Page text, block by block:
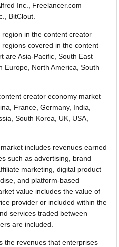
Inc., Freelancer.com
BitClout.
region in the content creator
covered in the content
are Asia-Pacific, South East
Europe, North America, South
creator economy market
France, Germany, India,
South Korea, UK, USA,
includes revenues earned
such as advertising, brand
marketing, digital product
and platform-based
value includes the value of
provider or included within the
services traded between
are included.
the revenues that enterprises